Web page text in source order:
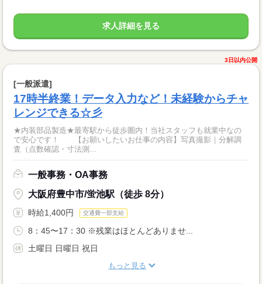
求人詳細を見る
3日以内公開
[一般派遣]
17時半終業！データ入力など！未経験からチャ
レンジできる☆彡
★内装部品製造★最寄駅から徒歩圏内！当社スタッフも就業中なの
で安心です！ 【お願いしたいお仕事の内容】写真撮影｜分解調
査（点数確認・寸法測...
一般事務・OA事務
大阪府豊中市/蛍池駅（徒歩 8分）
時給1,400円 交通費一部支給
8：45〜17：30 ※残業はほとんどありませ...
土曜日 日曜日 祝日
もっと見る